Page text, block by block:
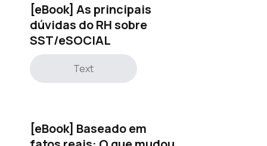
[eBook] As principais
dúvidas do RH sobre
SST/eSOCIAL
Text
[eBook] Baseado em